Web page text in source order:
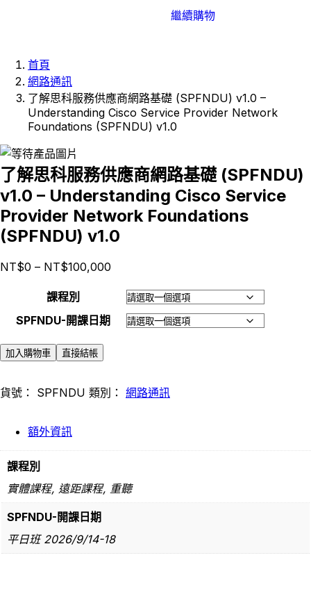
繼續購物
首頁
網路通訊
了解思科服務供應商網路基礎 (SPFNDU) v1.0 –
Understanding Cisco Service Provider Network
Foundations (SPFNDU) v1.0
了解思科服務供應商網路基礎 (SPFNDU)
v1.0 – Understanding Cisco Service
Provider Network Foundations
(SPFNDU) v1.0
NT$0 – NT$100,000
課程別
SPFNDU-開課日期
加入購物車 直接結帳
貨號： SPFNDU 類別： 網路通訊
額外資訊
課程別
實體課程, 遠距課程, 重聽
SPFNDU-開課日期
平日班 2026/9/14-18